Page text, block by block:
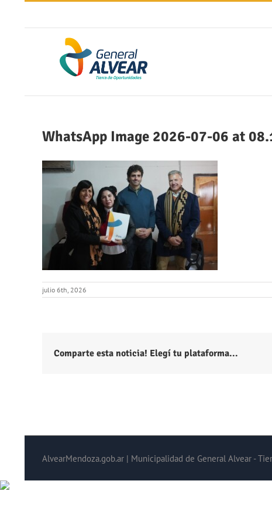
contenido
WhatsApp Image 2026-07-06 at
julio 6th, 2026
Comparte esta noticia! Elegí tu plataforma...
AlvearMendoza.gob.ar | Municipalidad de General Alvear -